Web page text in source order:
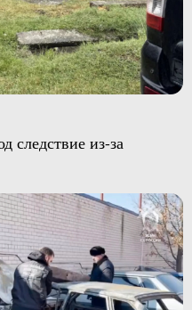
следствие из-за